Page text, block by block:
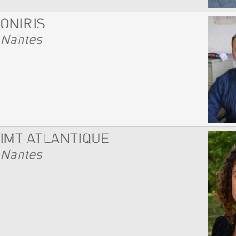
ONIRIS
Nantes
IMT ATLANTIQUE
Nantes